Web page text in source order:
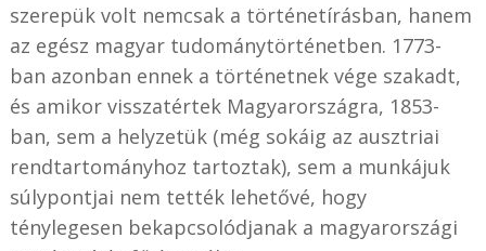
szerepük volt nemcsak a történetírásban, hanem
az egész magyar tudománytörténetben. 1773-
ban azonban ennek a történetnek vége szakadt,
és amikor visszatértek Magyarországra, 1853-
ban, sem a helyzetük (még sokáig az ausztriai
rendtartományhoz tartoztak), sem a munkájuk
súlypontjai nem tették lehetővé, hogy
ténylegesen bekapcsolódjanak a magyarországi